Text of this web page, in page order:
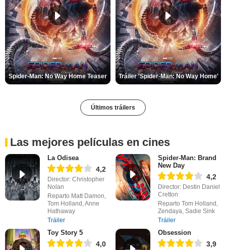
Spider-Man: No Way Home Teaser Tráiler 'Spider-Man: No Way Home'
Últimos tráilers
Las mejores películas en cines
La Odisea
4,2
Director: Christopher
Nolan
Reparto Matt Damon,
Tom Holland, Anne
Hathaway
Tráiler
Spider-Man: Brand
New Day
4,2
Director: Destin Daniel
Cretton
Reparto Tom Holland,
Zendaya, Sadie Sink
Tráiler
Toy Story 5
4,0
Obsession
3,9